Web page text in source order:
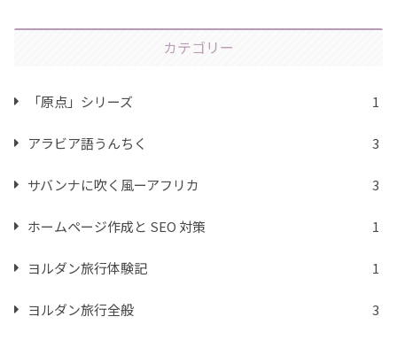
カテゴリー
「原点」シリーズ 1
アラビア語うんちく 3
サバンナに吹く風ーアフリカ 3
ホームページ作成と SEO 対策 1
ヨルダン旅行体験記 1
ヨルダン旅行全般 3